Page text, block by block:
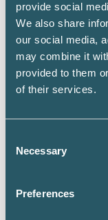
provide social
We also share
our social media,
may combine it
provided to them
of their services.
Selection
Necessary
Preferences